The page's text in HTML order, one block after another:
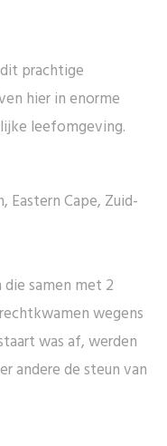
prachtige
hier in enorme
leefomgeving.
Eastern Cape, Zuid-
samen met 2
wegens
was af, werden
andere de steun van